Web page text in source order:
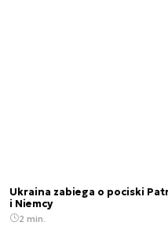
Ukraina zabiega o pociski
i Niemcy
2 min.